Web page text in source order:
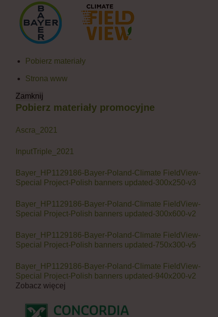
Pobierz materiały
Strona www
Zamknij
Pobierz materiały promocyjne
Ascra_2021
InputTriple_2021
Bayer_HP1129186-Bayer-Poland-Climate FieldView-
Special Project-Polish banners updated-300x250-v3
Bayer_HP1129186-Bayer-Poland-Climate FieldView-
Special Project-Polish banners updated-300x600-v2
Bayer_HP1129186-Bayer-Poland-Climate FieldView-
Special Project-Polish banners updated-750x300-v5
Bayer_HP1129186-Bayer-Poland-Climate FieldView-
Special Project-Polish banners updated-940x200-v2
Zobacz więcej